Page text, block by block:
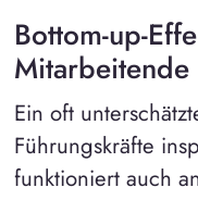
Bottom-up-
Mitarbeitende
Ein oft
Führungskräfte
funktioniert auch